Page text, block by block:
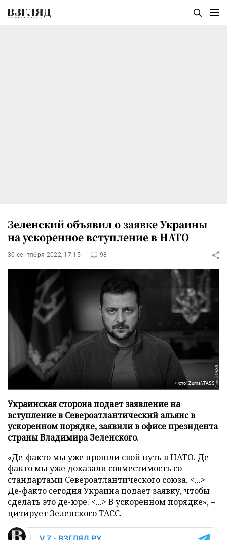
Зеленский объявил о заявке Украины
на ускоренное вступление в НАТО
30 сентября 2022, 17:15 98
Фото: Zuma\TASS
Украинская сторона подает заявление на
вступление в Североатлантический альянс в
ускоренном порядке, заявили в офисе президента
страны Владимира Зеленского.
«Де-факто мы уже прошли свой путь в НАТО. Де-
факто мы уже доказали совместимость со
стандартами Североатлантического союза. <...>
Де-факто cегодня Украина подает заявку, чтобы
сделать это де-юре. <...> В ускоренном порядке», –
цитирует ЗеленскогоТАСС.